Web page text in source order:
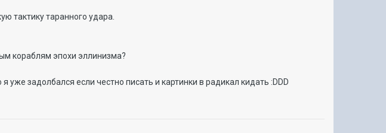
тактику таранного удара.
кораблям эпохи эллинизма?
задолбался если честно писать и картинки в радикал кидать :DDD